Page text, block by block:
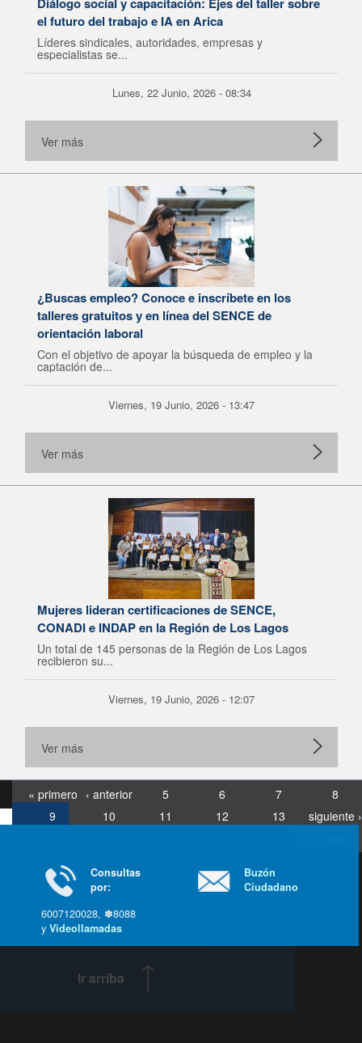
el futuro del trabajo e IA en Arica
Líderes sindicales, autoridades, empresas y
especialistas se...
Lunes, 22 Junio, 2026 - 08:34
Ver más
¿Buscas empleo? Conoce e inscríbete en los
talleres gratuitos y en línea del SENCE de
orientación laboral
Con el objetivo de apoyar la búsqueda de empleo y la
captación de...
Viernes, 19 Junio, 2026 - 13:47
Ver más
Mujeres lideran certificaciones de SENCE,
CONADI e INDAP en la Región de Los Lagos
Un total de 145 personas de la Región de Los Lagos
recibieron su...
Viernes, 19 Junio, 2026 - 12:07
Ver más
« primero ‹ anterior 5 6 7
8
9
10 11 12 13
siguiente ›
Consultas
por:
6007120028, ✽8088
yVideollamadas
Buzón
Ciudadano